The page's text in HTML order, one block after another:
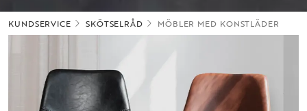
KUNDSERVICE SKÖTSELRÅD MÖBLER MED KONSTLÄDER